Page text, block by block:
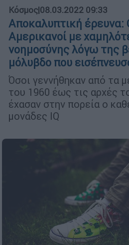
Κόσμος|08.03.2022 09:33
Αποκαλυπτική έρευνα:
Αμερικανοί με
νοημοσύνης λόγω της
μόλυβδο που
Όσοι γεννήθηκαν από τα
του 1960 έως τις αρχές
έχασαν στην πορεία ο
μονάδες IQ